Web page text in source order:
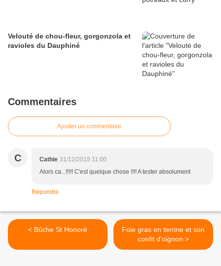
Velouté de chou-fleur, gorgonzola et
ravioles du Dauphiné
Commentaires
Ajouter un commentaire
C Cathie 31/12/2015 11:00
Alors ca...!!!!! C'est quelque chose !!!! A tester absolument
Répondre
< Bûche St Honoré
Foie gras en terrine et son
confit d'oignon >